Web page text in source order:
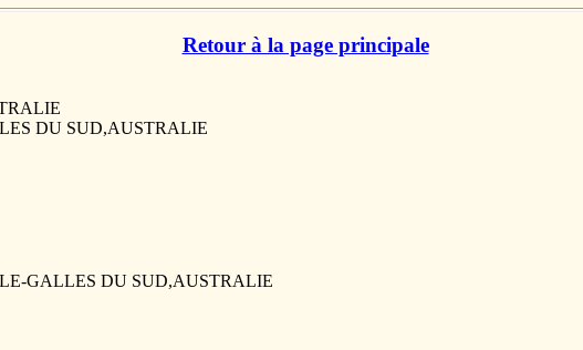
Retour à la page principale
DU SUD,AUSTRALIE
GALLES DU SUD,AUSTRALIE